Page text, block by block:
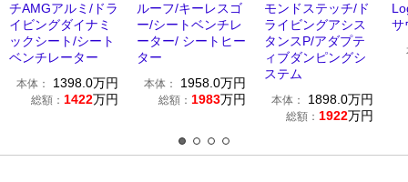
チAMGアルミ/ドラ
イビングダイナミ
ックシート/シート
ベンチレーター
本体： 1398.0万円
総額： 1422万円
ルーフ/キーレスゴ
ー/シートベンチレ
ーター/ シートヒー
ター
本体： 1958.0万円
総額： 1983万円
モンドステッチ/ド
ライビングアシス
タンスP/アダプテ
ィブダンピングシ
ステム
本体： 1898.0万円
総額： 1922万円
サ